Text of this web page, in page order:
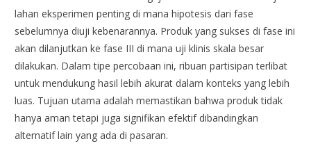
lahan eksperimen penting di mana hipotesis dari fase
sebelumnya diuji kebenarannya. Produk yang sukses di fase ini
akan dilanjutkan ke fase III di mana uji klinis skala besar
dilakukan. Dalam tipe percobaan ini, ribuan partisipan terlibat
untuk mendukung hasil lebih akurat dalam konteks yang lebih
luas. Tujuan utama adalah memastikan bahwa produk tidak
hanya aman tetapi juga signifikan efektif dibandingkan
alternatif lain yang ada di pasaran.